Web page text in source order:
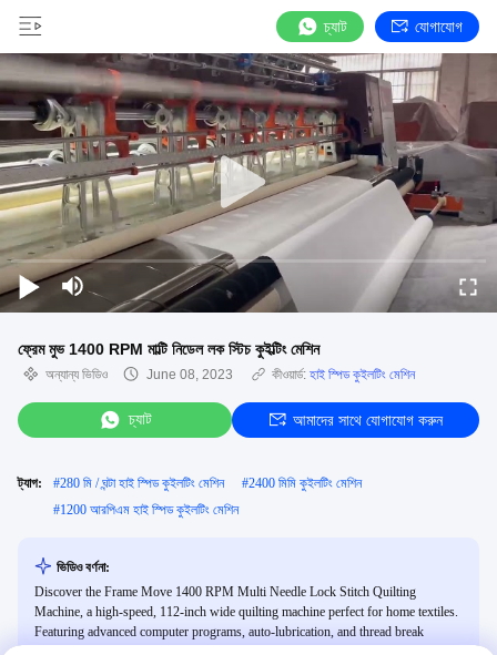
চ্যাট যোগাযোগ
ফ্রেম মুভ 1400 RPM মাল্টি নিডেল লক স্টিচ কুইল্টিং মেশিন
অন্যান্য ভিডিও June 08, 2023 কীওয়ার্ড: হাই স্পিড কুইলটিং মেশিন
চ্যাট আমাদের সাথে যোগাযোগ করুন
ট্যাগ: #280 মি / ঘন্টা হাই স্পিড কুইলটিং মেশিন #2400 মিমি কুইলটিং মেশিন
#1200 আরপিএম হাই স্পিড কুইলটিং মেশিন
ভিডিও বর্ণনা:
Discover the Frame Move 1400 RPM Multi Needle Lock Stitch Quilting
Machine, a high-speed, 112-inch wide quilting machine perfect for home textiles.
Featuring advanced computer programs, auto-lubrication, and thread break